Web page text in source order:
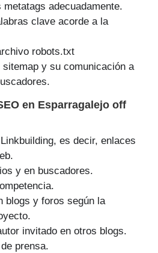
adecuadamente.
clave acorde a la
robots.txt
sitemap y su comunicación a
en Esparragalejo off
es decir, enlaces
y en buscadores.
blogs y foros según la
invitado en otros blogs.
prensa.